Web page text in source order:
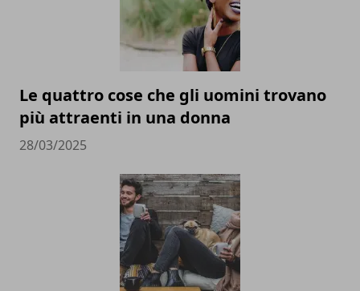
Le quattro cose che gli uomini trovano
più attraenti in una donna
28/03/2025